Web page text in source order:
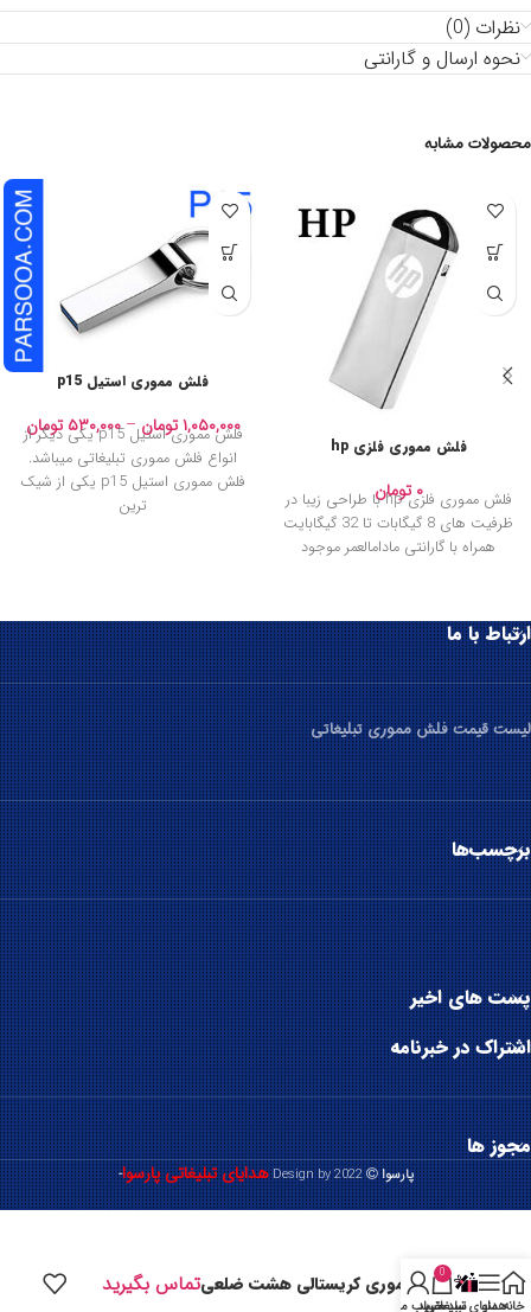
نظرات (0)
نحوه ارسال و گارانتی
محصولات مشابه
فلش مموری فلزی hp
۰ تومانفلش مموری فلزی hp با طراحی زیبا در
ظرفیت های 8 گیگابات تا 32 گیگابایت
همراه با گارانتی مادامالعمر موجود
فلش مموری استیل p15
۱,۰۵۰,۰۰۰ تومان – ۵۳۰,۰۰۰ تومان
فلش مموری استیل p15 یکی دیگر از
انواع فلش مموری تبلیغاتی میباشد.
فلش مموری استیل p15 یکی از شیک
ترین
ارتباط با ما
لیست قیمت فلش مموری تبلیغاتی
برچسب‌ها
پست های اخیر
اشتراک در خبرنامه
مجوز ها
پارسوا 2022 Design by هدایای تبلیغاتی پارسوا-
فلش مموری کریستالی هشت ضلعیتماس بگیرید
خانه منو
هدایای تبلیغاتی
0
سبد خرید
حساب من